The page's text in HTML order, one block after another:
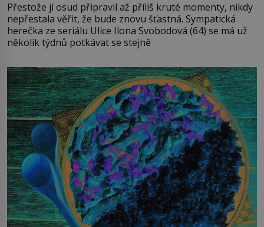
Přestože jí osud připravil až příliš kruté momenty, nikdy
nepřestala věřit, že bude znovu šťastná. Sympatická
herečka ze seriálu Ulice Ilona Svobodová (64) se má už
několik týdnů potkávat se stejně